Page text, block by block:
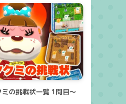
の挑戦状一覧 1問目～